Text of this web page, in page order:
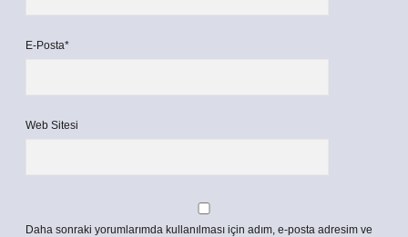
E-Posta*
Web Sitesi
Daha sonraki yorumlarımda kullanılması için adım, e-posta adresim ve